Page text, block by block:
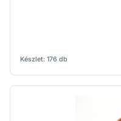
Készlet: 176 db